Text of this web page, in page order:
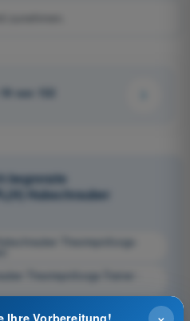
zunehmen.
von 132
begrenzte
Hubschrauber
Theorieprüfungs-
Theorieprüfungs-Trainer -
Ihre Vorbereitung!